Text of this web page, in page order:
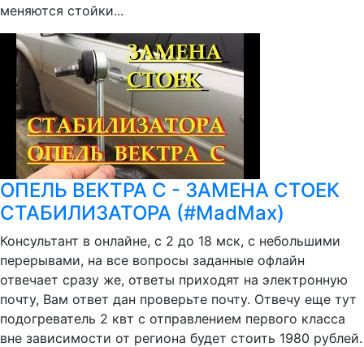
меняются стойки...
ОПЕЛЬ ВЕКТРА С - ЗАМЕНА СТОЕК
СТАБИЛИЗАТОРА (#MadMax)
Консультант в онлайне, с 2 до 18 мск, с небольшими
перерывами, на все вопросы заданные офлайн
отвечает сразу же, ответы приходят на электронную
почту, Вам ответ дан проверьте почту. Отвечу еще тут
подогреватель 2 квт с отправлением первого класса
вне зависимости от региона будет стоить 1980 рублей.